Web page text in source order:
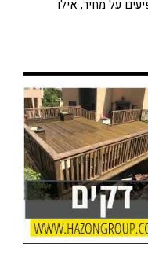
על מחיר, אילו